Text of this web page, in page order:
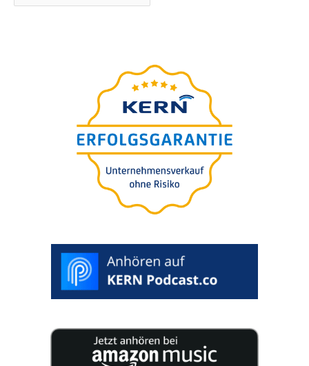
guia defini­tivo
suces­são da sua empresa
25 especia­lis­tas publi­cam 200 páginas reple­tas de